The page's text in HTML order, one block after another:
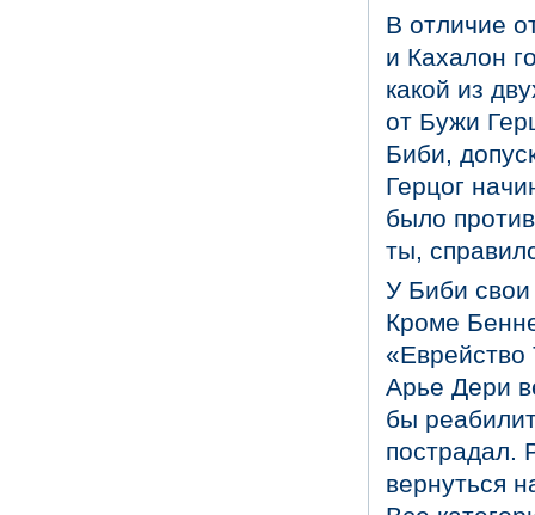
В отличие
и Кахалон
какой из
от Бужи
Биби,
Герцог
было
ты,
У Биби свои
Кроме
«Еврейство
Арье Дери
бы
пострадал.
вернуться